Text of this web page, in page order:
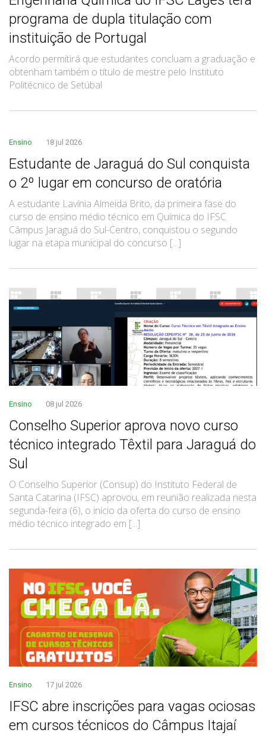
programa de dupla titulação com
instituição de Portugal
Acordo permitirá que estudantes concluam a graduação e
obtenham também o título de mestre pelo Instituto
Politécnico de Setúbal
Ensino 18 jul 2026
Estudante de Jaraguá do Sul conquista
o 2º lugar em concurso de oratória
A estudante Lavínia Almeida Brito, da primeira fase do
curso de ensino médio técnico em Química do IFSC
Câmpus Jaraguá do Sul-Centro, conquistou o segundo
lugar na etapa municipal do concurso [...]
Ensino 08 jul 2026
Conselho Superior aprova novo curso
técnico integrado Têxtil para Jaraguá do
Sul
O Conselho Superior (Consup) do Instituto Federal de
Santa Catarina (IFSC) aprovou, em reunião realizada nesta
segunda-feira (6), o início da oferta do curso de ensino
médio técnico integrado em [...]
Ensino 17 jul 2026
IFSC abre inscrições para vagas ociosas
em cursos técnicos do Câmpus Itajaí